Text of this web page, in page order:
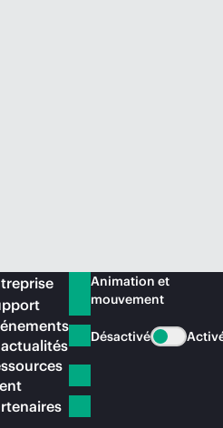
Animation et
mouvement
Désactivé